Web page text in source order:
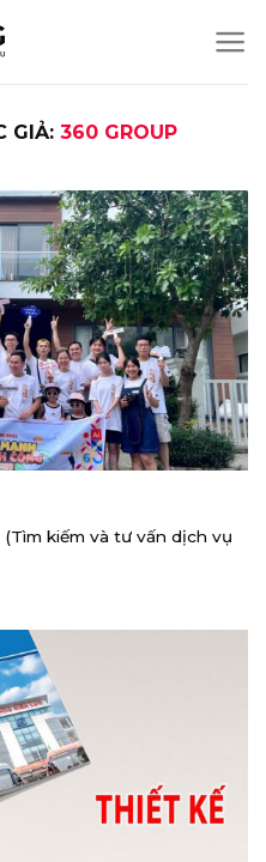
GIẢ: 360 GROUP
kiếm và tư vấn dịch vụ